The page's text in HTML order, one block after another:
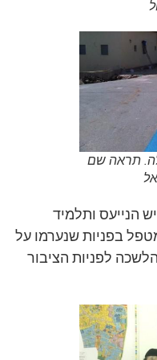
תראה שם
הנייעס ותלמיד
בפניות שנערמו על
לפניות הציבור